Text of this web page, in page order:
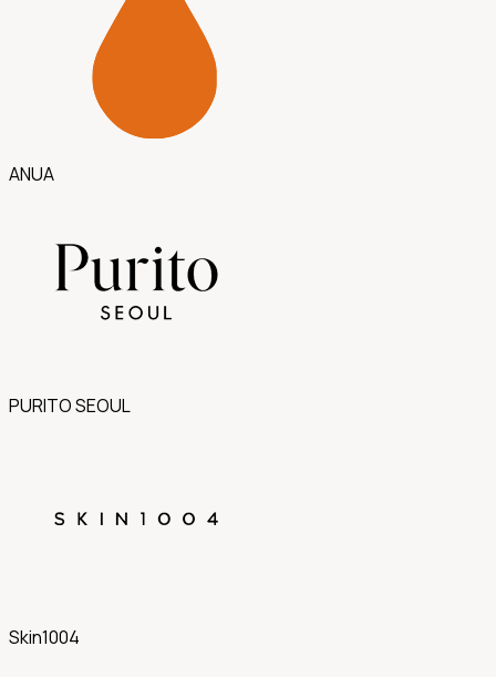
ANUA
PURITO SEOUL
Skin1004